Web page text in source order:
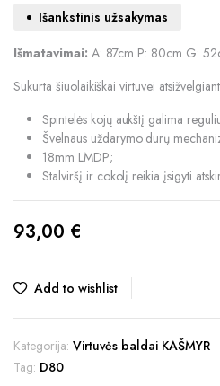
Išankstinis užsakymas
Išmatavimai: A: 87cm P: 80cm G:
Sukurta šiuolaikiškai virtuvei
Spintelės kojų aukštį galima
Švelnaus uždarymo durų
18mm LMDP;
Stalviršį ir cokolį reikia įsigyti
93,00 €
Add to wishlist
Kategorija: Virtuvės baldai KAŠMYR
Tag: D80